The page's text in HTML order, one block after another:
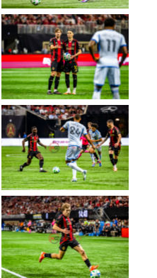
No Caption
No Caption
No Caption